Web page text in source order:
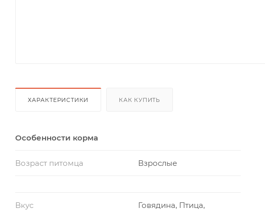
ХАРАКТЕРИСТИКИ КАК КУПИТЬ
Особенности корма
Возраст питомца Взрослые
Вкус
Говядина, Птица,